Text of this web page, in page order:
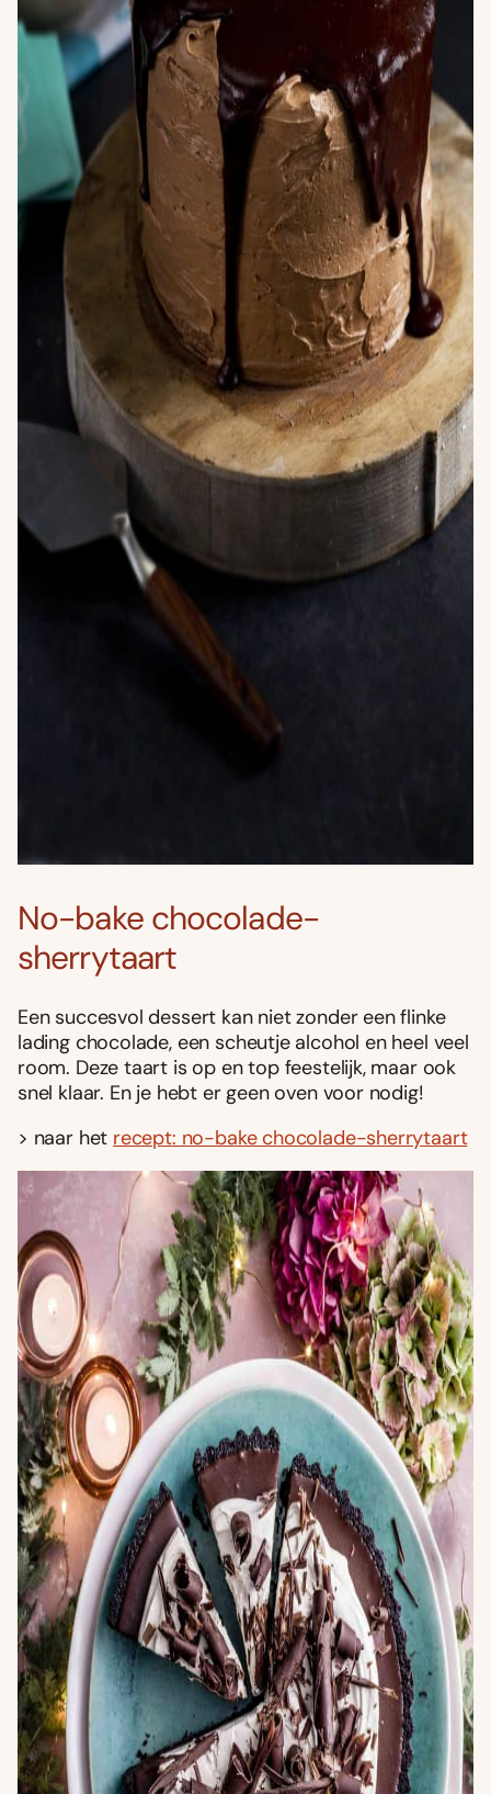
No-bake chocolade-
sherrytaart
Een succesvol dessert kan niet zonder een flinke
lading chocolade, een scheutje alcohol en heel veel
room. Deze taart is op en top feestelijk, maar ook
snel klaar. En je hebt er geen oven voor nodig!
> naar het recept: no-bake chocolade-sherrytaart